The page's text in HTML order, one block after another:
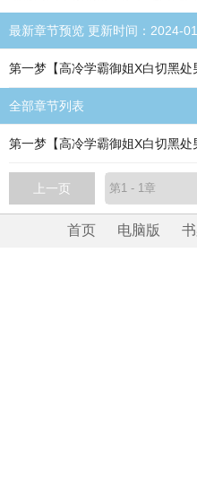
最新章节预览 更新时间：2024-
第一梦【高冷学霸御姐X白切黑处
全部章节列表
第一梦【高冷学霸御姐X白切黑处
上一页
首页 电脑版